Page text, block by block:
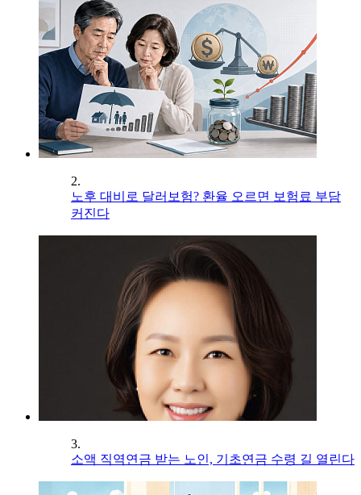
2.
노후 대비로 달러보험? 환율 오르면 보험료 부담
커진다
3.
소액 직역연금 받는 노인, 기초연금 수령 길 열린다